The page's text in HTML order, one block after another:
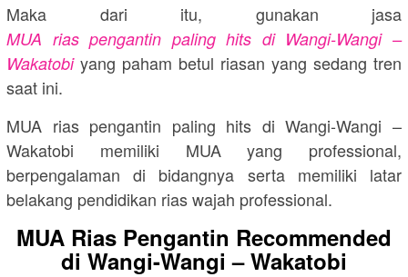
Maka dari itu, gunakan jasa
MUA rias pengantin paling hits di Wangi-Wangi –
Wakatobiyang paham betul riasan yang sedang tren
saat ini.
MUA rias pengantin paling hits di Wangi-Wangi –
Wakatobi memiliki MUA yang professional,
berpengalaman di bidangnya serta memiliki latar
belakang pendidikan rias wajah professional.
MUA Rias Pengantin Recommended
di Wangi-Wangi – Wakatobi